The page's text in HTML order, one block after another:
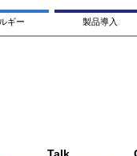
ギー 製品導入